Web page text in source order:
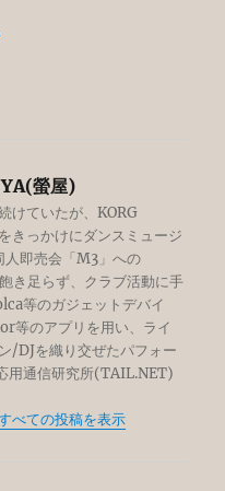
螢屋)
けていたが、KORG
きっかけにダンスミュージ
人即売会「M3」への
き足らず、クラブ活動に手
等のガジェットデバイ
等のアプリを用い、ライ
/DJを織り交ぜたパフォー
用通信研究所(TAIL.NET)
べての投稿を表示